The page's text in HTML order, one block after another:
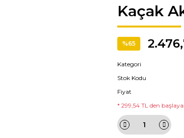
Kaçak
%65
Kategori
Stok Kodu
Fiyat
* 299,54 TL den